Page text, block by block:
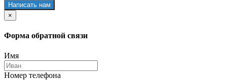
Написать нам
×
Форма обратной связи
Имя
Номер телефона